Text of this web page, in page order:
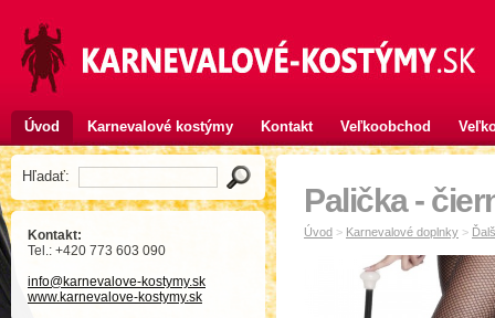
Úvod Karnevalové kostýmy Kontakt Veľkoobchod
Hľadať:
Kontakt:
Tel.: +420 773 603 090
info@karnevalove-kostymy.sk
www.karnevalove-kostymy.sk
Palička -
Úvod > Karnevalové doplnky >